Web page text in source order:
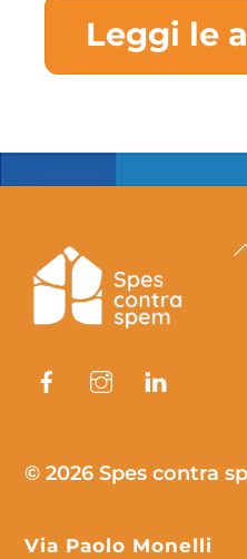
Leggi le
FacebookInstagram
© 2026 Spes contra
Via Paolo Monelli